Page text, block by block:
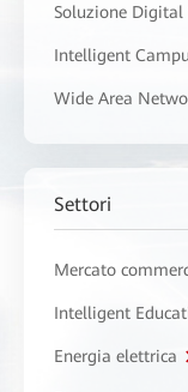
Soluzione Digital
Intelligent
Wide Area
Settori
Mercato
Intelligent
Energia elettrica